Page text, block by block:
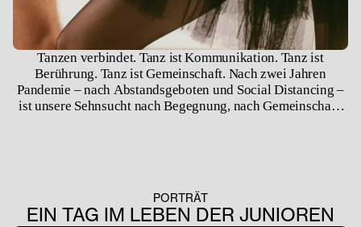
Tanzen verbindet. Tanz ist Kommunikation. Tanz ist
Berührung. Tanz ist Gemeinschaft. Nach zwei Jahren
Pandemie – nach Abstandsgeboten und Social Distancing –
ist unsere Sehnsucht nach Begegnung, nach Gemeinschaft,
PORTRÄT
EIN TAG IM LEBEN DER JUNIOREN